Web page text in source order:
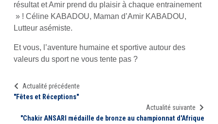
résultat et Amir prend du plaisir à chaque entrainement
» ! Céline KABADOU, Maman d’Amir KABADOU,
Lutteur asémiste.
Et vous, l’aventure humaine et sportive autour des
valeurs du sport ne vous tente pas ?
Actualité précédente
"Fêtes et Réceptions"
Actualité suivante
"Chakir ANSARI médaille de bronze au championnat d'Afrique